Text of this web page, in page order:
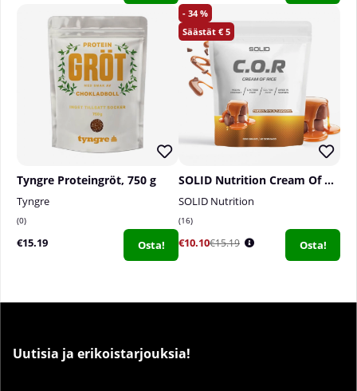
Tyngre Proteingröt, 750 g
Tyngre
0
€15.19 Osta!
34
5
SOLID Nutrition Cream Of Rice, 1 kg
SOLID Nutrition
16
€10.10€15.19 Osta!
Uutisia ja erikoistarjouksia!